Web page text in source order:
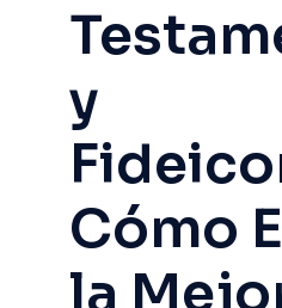
y
Cómo
la